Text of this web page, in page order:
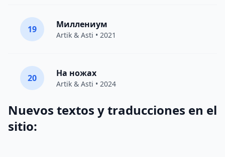
19 Миллениум
Artik & Asti • 2021
20 На ножах
Artik & Asti • 2024
Nuevos textos y traducciones en el
sitio: